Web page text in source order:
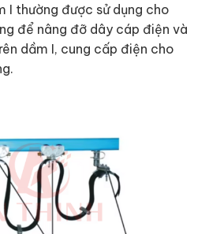
I thường được sử dụng cho
để nâng đỡ dây cáp điện và
dầm I, cung cấp điện cho